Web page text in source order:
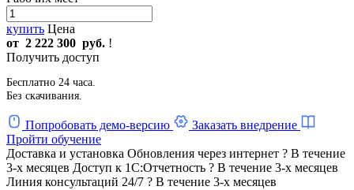
купить Цена
от 2 222 300 руб. !
Получить доступ
Бесплатно 24 часа.
Без скачивания.
Попробовать демо-версию
Заказать внедрение
Пройти обучение
Доставка и установка Обновления через интернет ? В течение
3-х месяцев Доступ к 1С:Отчетность ? В течение 3-х месяцев
Линия консультаций 24/7 ? В течение 3-х месяцев